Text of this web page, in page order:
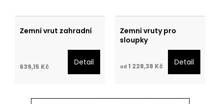
Zemní vrut zahradní
639,15 Kč Detail
Zemní vruty pro
sloupky
od 1 228,38 Kč Detail